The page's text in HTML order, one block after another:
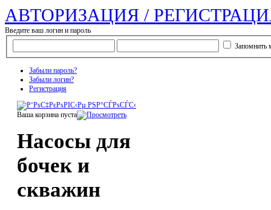
АВТОРИЗАЦИЯ /
Введите ваш логин и пароль
Запомнить
Забыли пароль?
Забыли логин?
Регистрация
Ваша корзина пуста
Насосы для
бочек и
скважин